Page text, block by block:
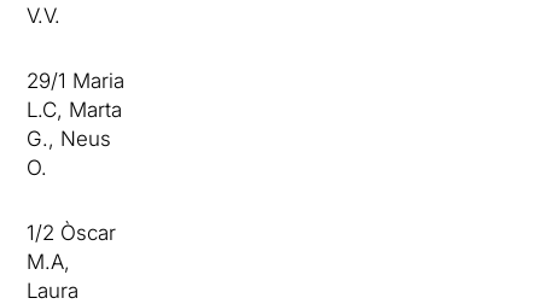
V.V.
29/1 Maria
L.C, Marta
G., Neus
O.
1/2 Òscar
M.A,
Laura